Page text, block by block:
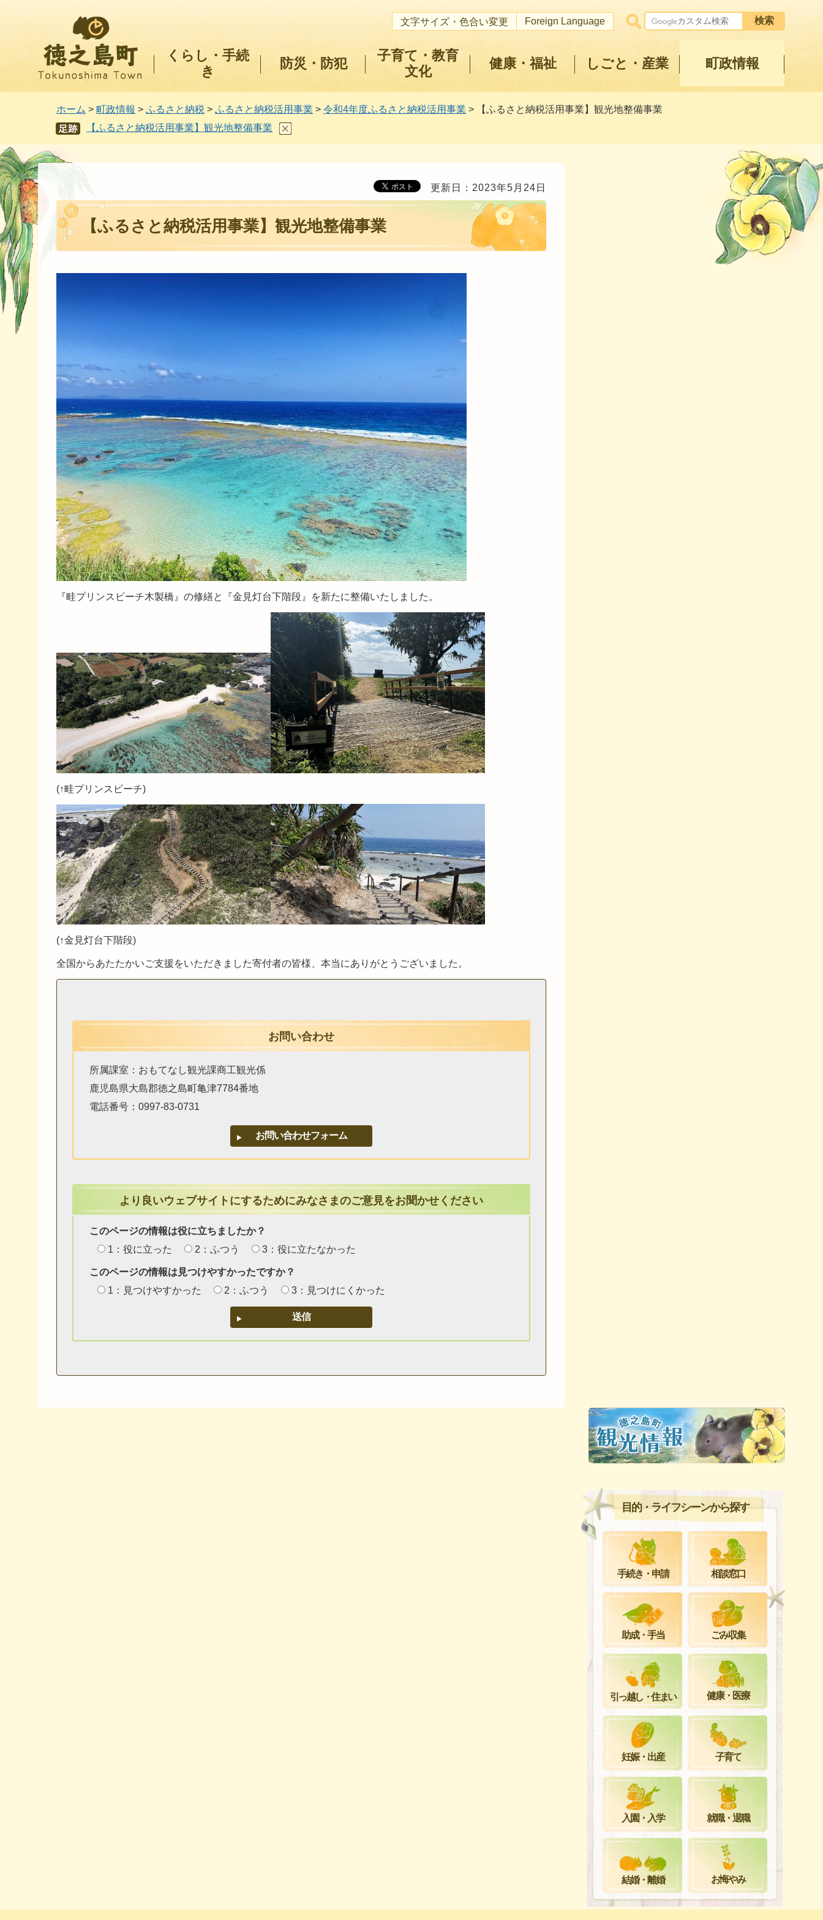
文字サイズ・色合い変更 Foreign Language
くらし・手続
き
防災・防犯
子育て・教育
文化
健康・福祉 しごと・産業 町政情報
ホーム > 町政情報 > ふるさと納税 > ふるさと納税活用事業 > 令和4年度ふるさと納税活用事業 > 【ふるさと納税活用事業】観光地整備事業
あし
あと
【ふるさと納税活用事業】観光地整備事業
更新日：2023年5月24日
【ふるさと納税活用事業】観光地整備事業
『畦プリンスビーチ木製橋』の修繕と『金見灯台下階段』を新たに整備いたしました。
(↑畦プリンスビーチ)
(↑金見灯台下階段)
全国からあたたかいご支援をいただきました寄付者の皆様、本当にありがとうございました。
お問い合わせ
所属課室：おもてなし観光課商工観光係
鹿児島県大島郡徳之島町亀津7784番地
電話番号：0997-83-0731
より良いウェブサイトにするためにみなさまのご意見をお聞かせください
このページの情報は役に立ちましたか？
1：役に立った
2：ふつう 3：役に立たなかった
このページの情報は見つけやすかったですか？
1：見つけやすかった
2：ふつう 3：見つけにくかった
目的・ライフシーンから探す
手続き・申請 相談窓口
助成・手当 ごみ収集
引っ越し・住まい 健康・医療
妊娠・出産 子育て
入園・入学 就職・退職
結婚・離婚 お悔やみ